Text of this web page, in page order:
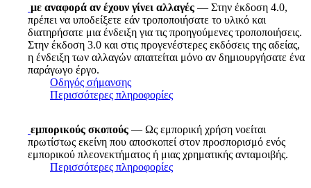
με αναφορά αν έχουν γίνει αλλαγές — Στην έκδοση 4.0,
πρέπει να υποδείξετε εάν τροποποιήσατε το υλικό και
διατηρήσατε μια ένδειξη για τις προηγούμενες τροποποιήσεις.
Στην έκδοση 3.0 και στις προγενέστερες εκδόσεις της αδείας,
η ένδειξη των αλλαγών απαιτείται μόνο αν δημιουργήσατε ένα
παράγωγο έργο.
Οδηγός σήμανσης
Περισσότερες πληροφορίες
εμπορικούς σκοπούς — Ως εμπορική χρήση νοείται
πρωτίστως εκείνη που αποσκοπεί στον προσπορισμό ενός
εμπορικού πλεονεκτήματος ή μιας χρηματικής ανταμοιβής.
Περισσότερες πληροφορίες